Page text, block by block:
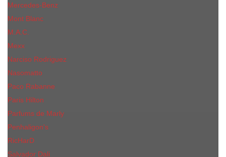
Mercedes-Benz
Mont Blanc
M.А.C.
Mexx
Narciso Rodriguez
Nasomatto
Paco Rabanne
Paris Hilton
Parfums de Marly
Penhaligon​'s
RicHarD
Salvador Dali